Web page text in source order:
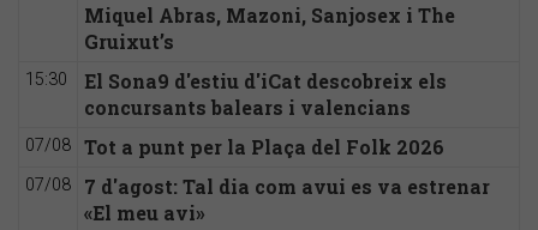
Miquel Abras, Mazoni, Sanjosex i The
Gruixut’s
15:30
El Sona9 d'estiu d'iCat descobreix els
concursants balears i valencians
07/08 Tot a punt per la Plaça del Folk 2026
07/08
7 d'agost: Tal dia com avui es va estrenar
«El meu avi»